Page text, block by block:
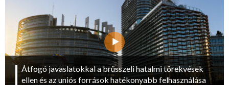
Átfogó javaslatokkal a brüsszeli hatalmi törekvések
ellen és az uniós források hatékonyabb felhasználása